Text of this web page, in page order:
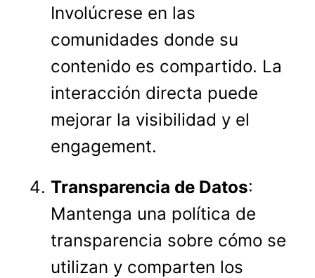
Involúcrese en las
comunidades donde su
contenido es compartido. La
interacción directa puede
mejorar la visibilidad y el
engagement.
Transparencia de Datos:
Mantenga una política de
transparencia sobre cómo se
utilizan y comparten los